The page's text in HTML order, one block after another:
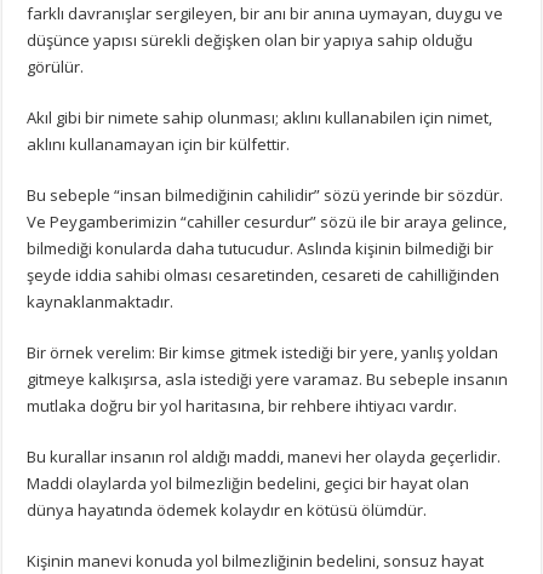
farklı davranışlar sergileyen, bir anı bir anına uymayan, duygu ve
düşünce yapısı sürekli değişken olan bir yapıya sahip olduğu
görülür.
Akıl gibi bir nimete sahip olunması; aklını kullanabilen için nimet,
aklını kullanamayan için bir külfettir.
Bu sebeple “insan bilmediğinin cahilidir” sözü yerinde bir sözdür.
Ve Peygamberimizin “cahiller cesurdur” sözü ile bir araya gelince,
bilmediği konularda daha tutucudur. Aslında kişinin bilmediği bir
şeyde iddia sahibi olması cesaretinden, cesareti de cahilliğinden
kaynaklanmaktadır.
Bir örnek verelim: Bir kimse gitmek istediği bir yere, yanlış yoldan
gitmeye kalkışırsa, asla istediği yere varamaz. Bu sebeple insanın
mutlaka doğru bir yol haritasına, bir rehbere ihtiyacı vardır.
Bu kurallar insanın rol aldığı maddi, manevi her olayda geçerlidir.
Maddi olaylarda yol bilmezliğin bedelini, geçici bir hayat olan
dünya hayatında ödemek kolaydır en kötüsü ölümdür.
Kişinin manevi konuda yol bilmezliğinin bedelini, sonsuz hayat